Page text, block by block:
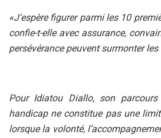
«J’espère figurer parmi les 10
confie-t-elle avec assurance,
persévérance peuvent surmonter
Pour Idiatou Diallo, son
handicap ne constitue pas une
lorsque la volonté,